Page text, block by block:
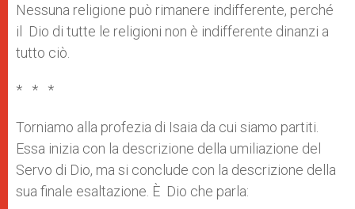
Nessuna religione può rimanere indifferente, perché
il Dio di tutte le religioni non è indifferente dinanzi a
tutto ciò.
* * *
Torniamo alla profezia di Isaia da cui siamo partiti.
Essa inizia con la descrizione della umiliazione del
Servo di Dio, ma si conclude con la descrizione della
sua finale esaltazione. È Dio che parla: